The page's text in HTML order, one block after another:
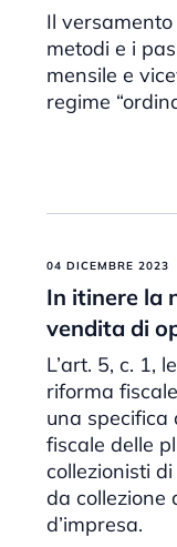
Il
metodi e i
mensile e
regime
04 DICEMBRE 2023
In itinere la
vendita di
L’art. 5, c. 1,
riforma
una
fiscale delle
collezionisti
da collezione
d’impresa.